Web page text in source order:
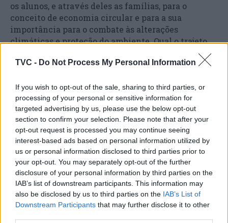
TVC - Do Not Process My Personal Information
If you wish to opt-out of the sale, sharing to third parties, or
processing of your personal or sensitive information for
targeted advertising by us, please use the below opt-out
section to confirm your selection. Please note that after your
opt-out request is processed you may continue seeing
interest-based ads based on personal information utilized by
us or personal information disclosed to third parties prior to
your opt-out. You may separately opt-out of the further
disclosure of your personal information by third parties on the
IAB’s list of downstream participants. This information may
also be disclosed by us to third parties on the IAB’s List of
Downstream Participants that may further disclose it to other
os alunos, e através deles as famílias, para o
conceito de economia circular e para a sua
importância para o combate às alterações
climáticas e proteção do ambiente. Qual o trajeto
dos resíduos produzidos pelas pessoas, como dar
“nova vida” aos resíduos e o ciclo da economia
ações pedagógicas.
As crianças vão ser ainda desafiadas a criar uma
obra artística a partir de material reciclado, que irá
resultar numa exposição final do projeto que terá
lugar nas escolas e ainda no Parque Municipal de
Alta Vila, no final do ano letivo.
Calendário das ações “Rio de Todos” para o 4.º ano,
no ano letivo 2024/2025: